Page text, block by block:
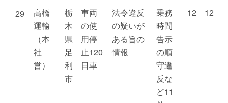
29
高橋
運輸
（本
社
営）
栃
木
県
足
利
市
車両
の使
用停
止120
日車
法令違反
の疑いが
ある旨の
情報
乗務
時間
告示
の順
守違
反な
ど11
12 12